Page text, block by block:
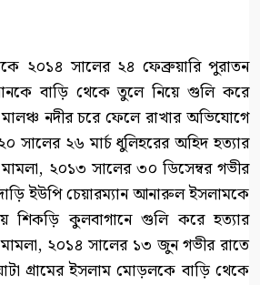
২০১৪ সালের ২৪ ফেব্রুয়ারি পুরাতন
বাড়ি থেকে তুলে নিয়ে গুলি করে
নদীর চরে ফেলে রাখার অভিযোগে
সালের ২৬ মার্চ ধুলিহরের অহিদ হত্যার
২০১৩ সালের ৩০ ডিসেম্বর গভীর
ইউপি চেয়ারম্যান আনারুল ইসলামকে
শিকড়ি কুলবাগানে গুলি করে হত্যার
২০১৪ সালের ১৩ জুন গভীর রাতে
গ্রামের ইসলাম মোড়লকে বাড়ি থেকে